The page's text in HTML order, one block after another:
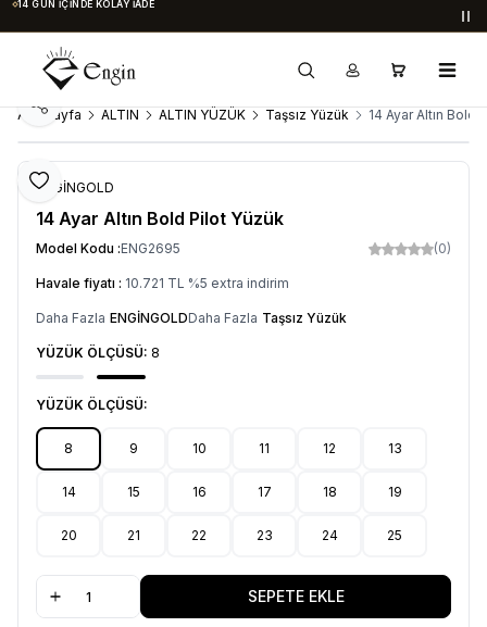
14 GÜN İÇINDE KOLAY İADE
Ana Sayfa ALTIN ALTIN YÜZÜK Taşsız Yüzük 14 Ayar Altın Bold
Favoriye Ekle
Paylaş
ENGİNGOLD
14 Ayar Altın Bold Pilot Yüzük
Model Kodu :ENG2695 (0)
Havale fiyatı : 10.721 TL %5 extra indirim
Daha Fazla ENGİNGOLDDaha Fazla Taşsız Yüzük
YÜZÜK ÖLÇÜSÜ: 8
YÜZÜK ÖLÇÜSÜ:
8 9 10 11 12 13
14 15 16 17 18 19
20 21 22 23 24 25
SEPETE EKLE